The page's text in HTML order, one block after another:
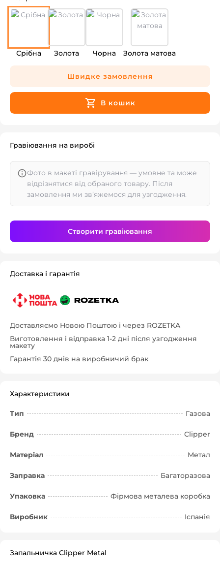
Срібна Золота Чорна Золота матова
Швидке замовлення
В кошик
Гравіювання на виробі
Фото в макеті гравірування — умовне та може
відрізнятися від обраного товару. Після
замовлення ми зв’яжемося для узгодження.
Створити гравіювання
Доставка і гарантія
Доставляємо Новою Поштою і через ROZETKA
Виготовлення і відправка 1-2 дні після узгодження
макету
Гарантія 30 днів на виробничий брак
Характеристики
Тип Газова
Бренд Clipper
Матеріал Метал
Заправка Багаторазова
Упаковка Фірмова металева коробка
Виробник Іспанія
Запальничка Clipper Metal